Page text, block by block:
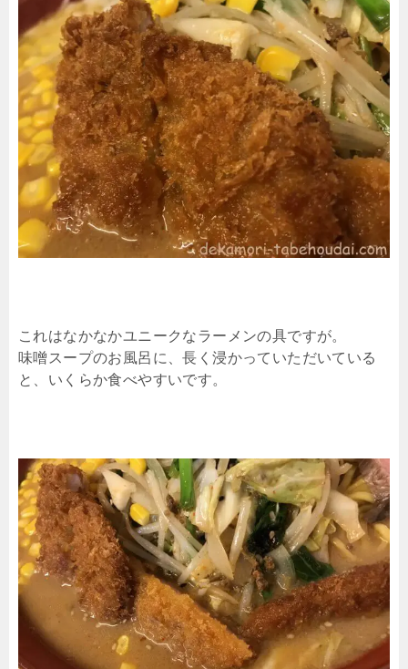
これはなかなかユニークなラーメンの具ですが。
味噌スープのお風呂に、長く浸かっていただいている
と、いくらか食べやすいです。